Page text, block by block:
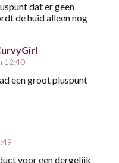
dat er geen
de huid alleen nog
12:40
een groot pluspunt
voor een dergelijk